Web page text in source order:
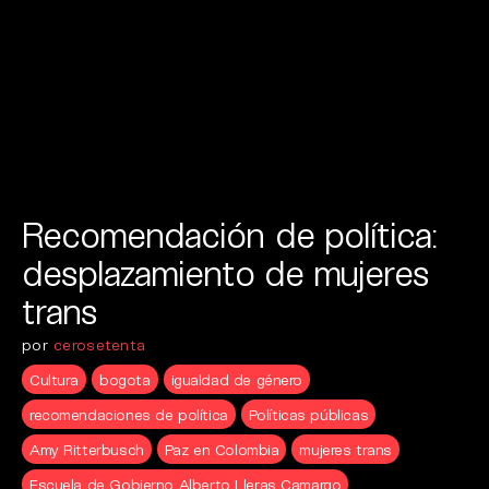
Recomendación de política:
desplazamiento de mujeres
trans
por cerosetenta
Cultura
bogota
igualdad de género
recomendaciones de política
Políticas públicas
Amy Ritterbusch
Paz en Colombia
mujeres trans
Escuela de Gobierno Alberto Lleras Camargo